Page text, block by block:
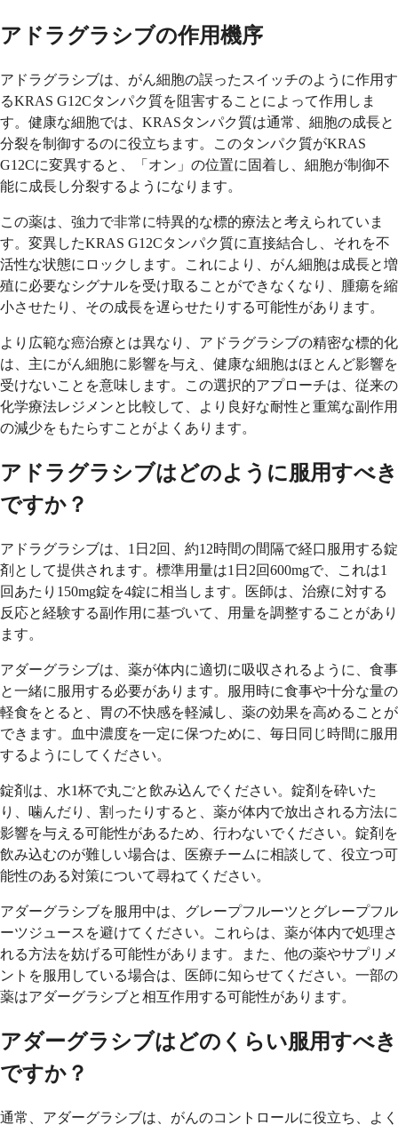
アドラグラシブの作用機序
アドラグラシブは、がん細胞の誤ったスイッチのように作用す
るKRAS G12Cタンパク質を阻害することによって作用しま
す。健康な細胞では、KRASタンパク質は通常、細胞の成長と
分裂を制御するのに役立ちます。このタンパク質がKRAS
G12Cに変異すると、「オン」の位置に固着し、細胞が制御不
能に成長し分裂するようになります。
この薬は、強力で非常に特異的な標的療法と考えられていま
す。変異したKRAS G12Cタンパク質に直接結合し、それを不
活性な状態にロックします。これにより、がん細胞は成長と増
殖に必要なシグナルを受け取ることができなくなり、腫瘍を縮
小させたり、その成長を遅らせたりする可能性があります。
より広範な癌治療とは異なり、アドラグラシブの精密な標的化
は、主にがん細胞に影響を与え、健康な細胞はほとんど影響を
受けないことを意味します。この選択的アプローチは、従来の
化学療法レジメンと比較して、より良好な耐性と重篤な副作用
の減少をもたらすことがよくあります。
アドラグラシブはどのように服用すべき
ですか？
アドラグラシブは、1日2回、約12時間の間隔で経口服用する錠
剤として提供されます。標準用量は1日2回600mgで、これは1
回あたり150mg錠を4錠に相当します。医師は、治療に対する
反応と経験する副作用に基づいて、用量を調整することがあり
ます。
アダーグラシブは、薬が体内に適切に吸収されるように、食事
と一緒に服用する必要があります。服用時に食事や十分な量の
軽食をとると、胃の不快感を軽減し、薬の効果を高めることが
できます。血中濃度を一定に保つために、毎日同じ時間に服用
するようにしてください。
錠剤は、水1杯で丸ごと飲み込んでください。錠剤を砕いた
り、噛んだり、割ったりすると、薬が体内で放出される方法に
影響を与える可能性があるため、行わないでください。錠剤を
飲み込むのが難しい場合は、医療チームに相談して、役立つ可
能性のある対策について尋ねてください。
アダーグラシブを服用中は、グレープフルーツとグレープフル
ーツジュースを避けてください。これらは、薬が体内で処理さ
れる方法を妨げる可能性があります。また、他の薬やサプリメ
ントを服用している場合は、医師に知らせてください。一部の
薬はアダーグラシブと相互作用する可能性があります。
アダーグラシブはどのくらい服用すべき
ですか？
通常、アダーグラシブは、がんのコントロールに役立ち、よく